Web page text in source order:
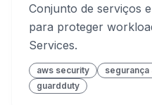
Conjunto de serviços
para proteger
Services.
aws security segurança
guardduty